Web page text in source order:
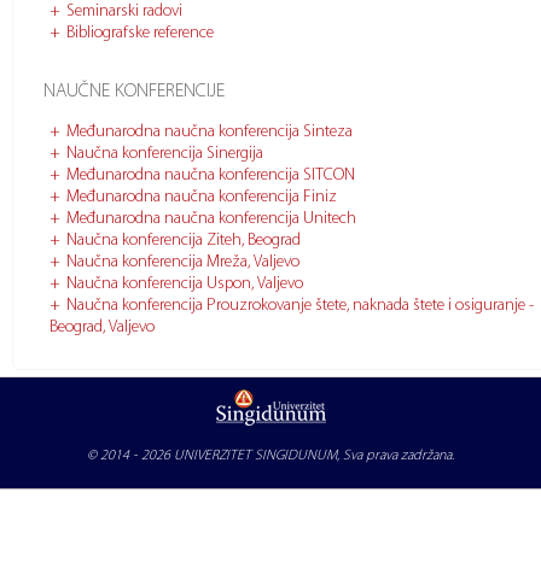
Seminarski radovi
Bibliografske reference
NAUČNE KONFERENCIJE
Međunarodna naučna konferencija Sinteza
Naučna konferencija Sinergija
Međunarodna naučna konferencija SITCON
Međunarodna naučna konferencija Finiz
Međunarodna naučna konferencija Unitech
Naučna konferencija Ziteh, Beograd
Naučna konferencija Mreža, Valjevo
Naučna konferencija Uspon, Valjevo
Naučna konferencija Prouzrokovanje štete, naknada štete i osiguranje -
Beograd, Valjevo
© 2014 - 2026 UNIVERZITET SINGIDUNUM, Sva prava zadržana.